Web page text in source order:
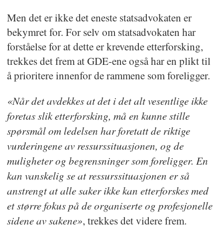
Men det er ikke det eneste statsadvokaten er
bekymret for. For selv om statsadvokaten har
forståelse for at dette er krevende etterforsking,
trekkes det frem at GDE-ene også har en plikt til
å prioritere innenfor de rammene som foreligger.
«Når det avdekkes at det i det alt vesentlige ikke
foretas slik etterforsking, må en kunne stille
spørsmål om ledelsen har foretatt de riktige
vurderingene av ressurssituasjonen, og de
muligheter og begrensninger som foreligger. En
kan vanskelig se at ressurssituasjonen er så
anstrengt at alle saker ikke kan etterforskes med
et større fokus på de organiserte og profesjonelle
sidene av sakene», trekkes det videre frem.